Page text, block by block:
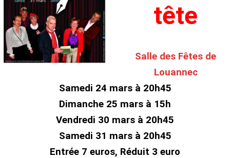
tête
Salle des Fêtes de
Louannec
Samedi 24 mars à 20h45
Dimanche 25 mars à 15h
Vendredi 30 mars à 20h45
Samedi 31 mars à 20h45
Entrée 7 euros, Réduit 3 euro